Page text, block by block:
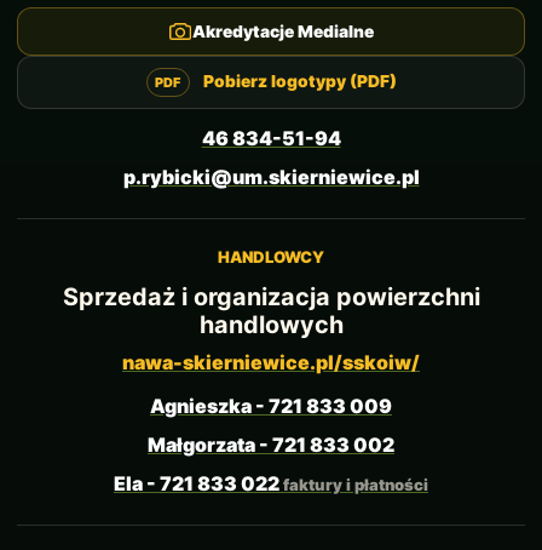
Akredytacje Medialne
Pobierz logotypy (PDF)
46 834-51-94
p.rybicki@um.skierniewice.pl
HANDLOWCY
Sprzedaż i organizacja powierzchni
handlowych
nawa-skierniewice.pl/sskoiw/
Agnieszka - 721 833 009
Małgorzata - 721 833 002
Ela - 721 833 022faktury i płatności